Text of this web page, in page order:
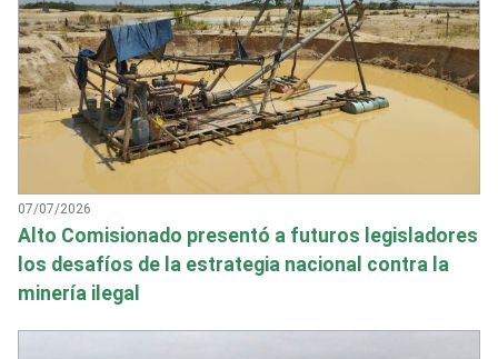
07/07/2026
Alto Comisionado presentó a futuros legisladores
los desafíos de la estrategia nacional contra la
minería ilegal